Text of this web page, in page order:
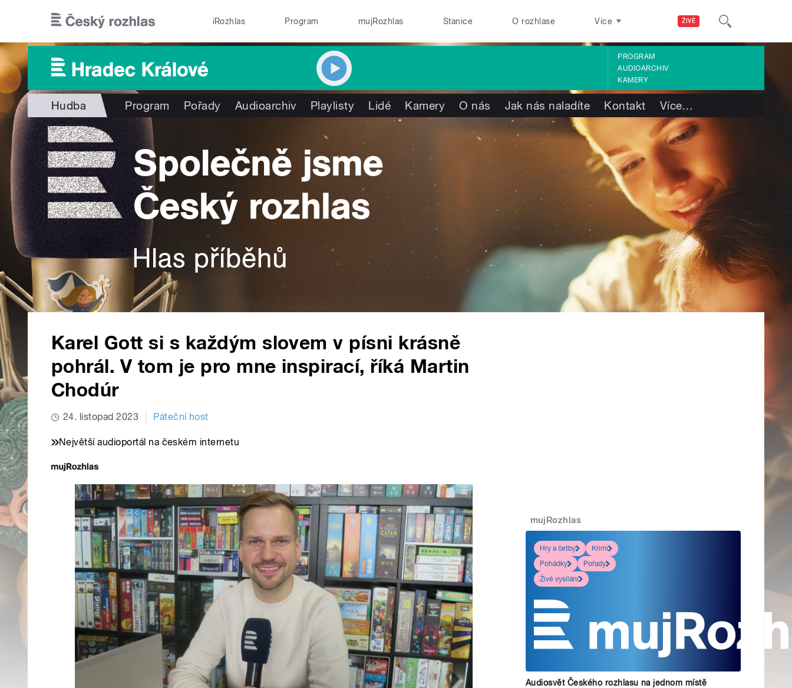
ŽIVĚ
iRozhlas Program mujRozhlas Stanice O rozhlase Více
PROGRAM
AUDIOARCHIV
KAMERY
Hudba Program Pořady Audioarchiv Playlisty Lidé Kamery O nás Jak nás naladíte Kontakt Více…
Karel Gott si s každým slovem v písni krásně
pohrál. V tom je pro mne inspirací, říká Martin
Chodúr
24. listopad 2023 Páteční host
Největší audioportál na českém internetu
mujRozhlas
Hry a četby
Krimi
Pohádky
Pořady
Živé vysílání
Audiosvět Českého rozhlasu na jednom místě